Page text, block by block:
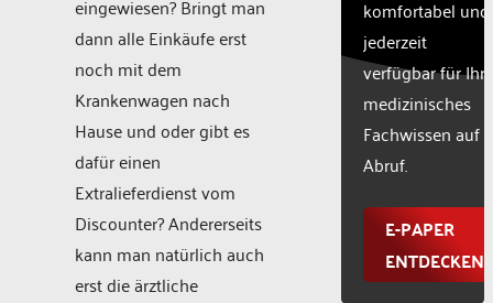
eingewiesen? Bringt man
dann alle Einkäufe erst
noch mit dem
Krankenwagen nach
Hause und oder gibt es
dafür einen
Extralieferdienst vom
Discounter? Andererseits
kann man natürlich auch
erst die ärztliche
komfortabel und
jederzeit
verfügbar für Ihr
medizinisches
Fachwissen auf
Abruf.
E-PAPER
ENTDECKEN